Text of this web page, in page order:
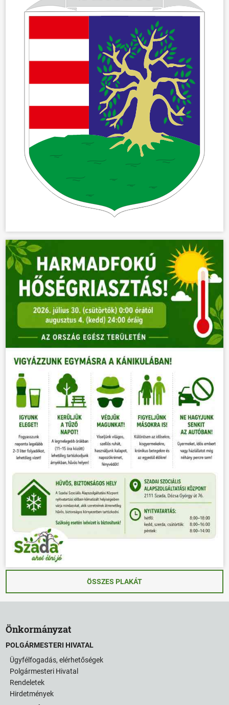
ÖSSZES PLAKÁT
Önkormányzat
POLGÁRMESTERI HIVATAL
Ügyfélfogadás, elérhetőségek
Polgármesteri Hivatal
Rendeletek
Hirdetmények